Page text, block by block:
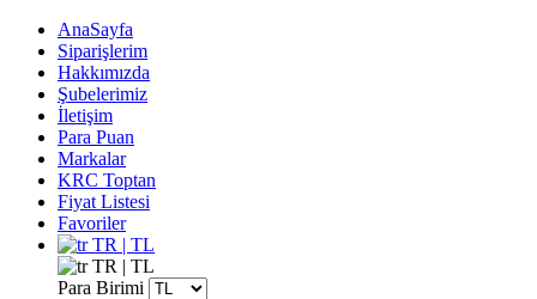
AnaSayfa
Siparişlerim
Hakkımızda
Şubelerimiz
İletişim
Para Puan
Markalar
KRC Toptan
Fiyat Listesi
Favoriler
TR | TL
TR | TL
Para Birimi